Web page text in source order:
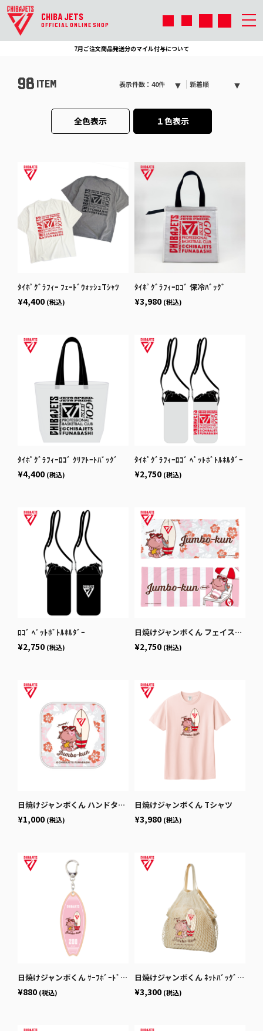
CHIBA JETS
OFFICIAL ONLINE SHOP
7月ご注文商品発送分のマイル付与について
98 ITEM 表示件数：40件 新着順
全色表示 １色表示
ﾀｲﾎﾟｸﾞﾗﾌｨｰ ﾌｪｰﾄﾞｳｫｯｼｭTｼｬﾂ
¥4,400 (税込)
ﾀｲﾎﾟｸﾞﾗﾌｨｰﾛｺﾞ 保冷ﾊﾞｯｸﾞ
¥3,980 (税込)
ﾀｲﾎﾟｸﾞﾗﾌｨｰﾛｺﾞ ｸﾘｱﾄｰﾄﾊﾞｯｸﾞ
¥4,400 (税込)
ﾀｲﾎﾟｸﾞﾗﾌｨｰﾛｺﾞ ﾍﾟｯﾄﾎﾞﾄﾙﾎﾙﾀﾞｰ
¥2,750 (税込)
ﾛｺﾞ ﾍﾟｯﾄﾎﾞﾄﾙﾎﾙﾀﾞｰ
¥2,750 (税込)
日焼けジャンボくん フェイスタオル
¥2,750 (税込)
日焼けジャンボくん ハンドタオル
¥1,000 (税込)
日焼けジャンボくん Tシャツ
¥3,980 (税込)
日焼けジャンボくん ｻｰﾌﾎﾞｰﾄﾞ型ｷｰﾎﾙﾀﾞｰ
¥880 (税込)
日焼けジャンボくん ﾈｯﾄﾊﾞｯｸﾞ付き巾着
¥3,300 (税込)